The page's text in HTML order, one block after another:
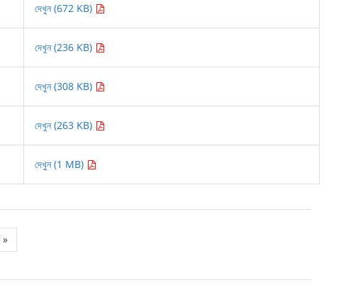
দেখুন (672 KB)
দেখুন (236 KB)
দেখুন (308 KB)
দেখুন (263 KB)
দেখুন (1 MB)
»